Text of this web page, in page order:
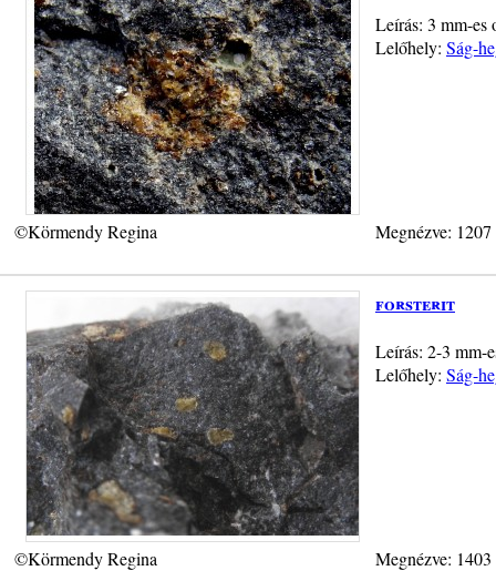
Leírás: 3 mm-es
Lelőhely: Ság-
©Körmendy Regina Megnézve:
forsterit
Leírás: 2-3 mm-
Lelőhely: Ság-
©Körmendy Regina Megnézve: